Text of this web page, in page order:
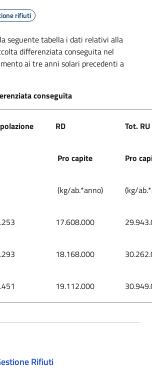
rifiuti
seguente tabella i dati relativi alla
differenziata conseguita nel
ai tre anni solari precedenti a
conseguita
RD Tot. RU
Pro capite Pro
(kg/ab.*anno) (kg/
17.608.000
18.168.000
19.112.000
Rifiuti